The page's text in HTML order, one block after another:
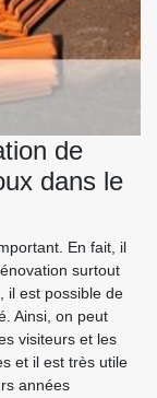
de
dans le
En fait, il
surtout
il est possible de
Ainsi, on peut
visiteurs et les
et il est très utile
années